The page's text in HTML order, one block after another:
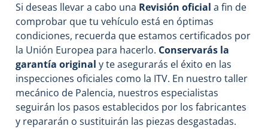
Si deseas llevar a cabo una Revisión oficial a fin de
comprobar que tu vehículo está en óptimas
condiciones, recuerda que estamos certificados por
la Unión Europea para hacerlo. Conservarás la
garantía original y te asegurarás el éxito en las
inspecciones oficiales como la ITV. En nuestro taller
mecánico de Palencia, nuestros especialistas
seguirán los pasos establecidos por los fabricantes
y repararán o sustituirán las piezas desgastadas.